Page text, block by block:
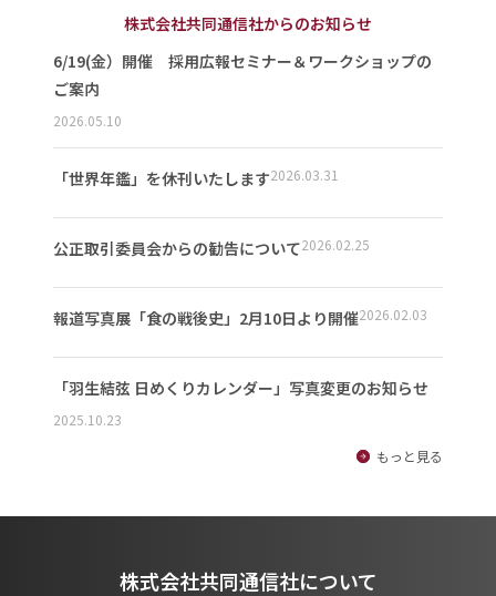
株式会社共同通信社からのお知らせ
6/19(金）開催 採用広報セミナー＆ワークショップの
ご案内
2026.05.10
「世界年鑑」を休刊いたします2026.03.31
公正取引委員会からの勧告について2026.02.25
報道写真展「食の戦後史」2月10日より開催2026.02.03
「羽生結弦 日めくりカレンダー」写真変更のお知らせ
2025.10.23
もっと見る
株式会社共同通信社について